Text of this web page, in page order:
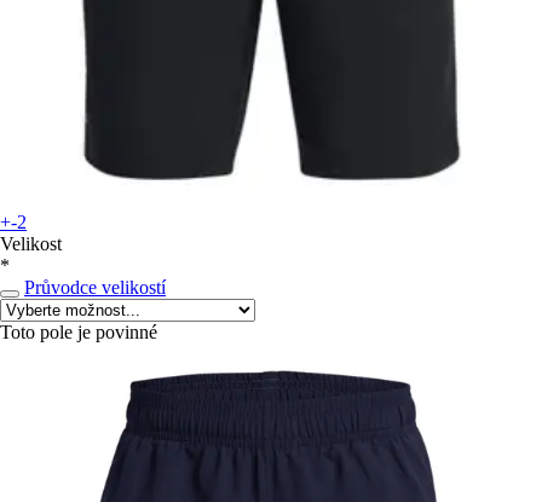
+-2
Velikost
*
Průvodce velikostí
Toto pole je povinné